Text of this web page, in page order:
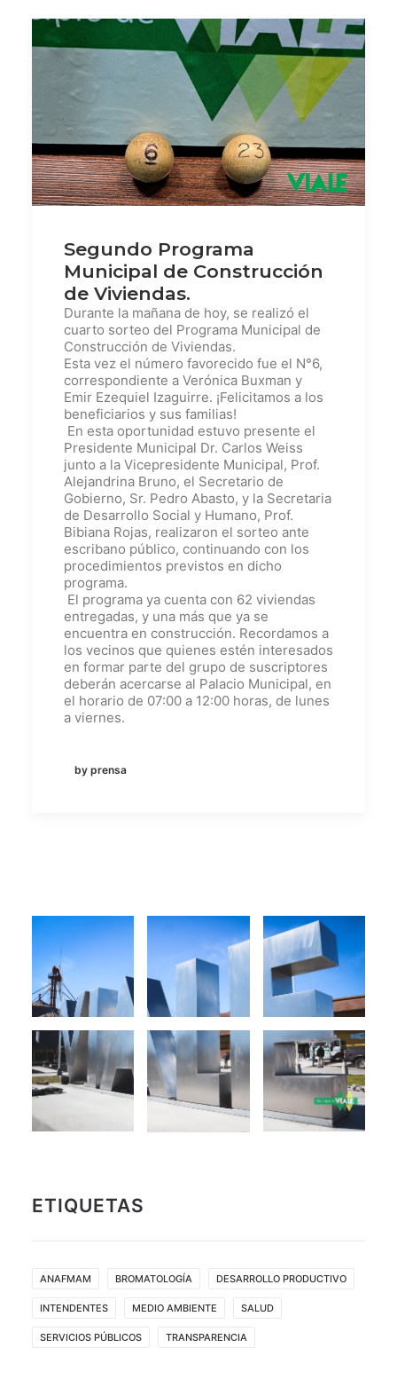
Segundo Programa
Municipal de Construcción
de Viviendas.
Durante la mañana de hoy, se realizó el
cuarto sorteo del Programa Municipal de
Construcción de Viviendas.
Esta vez el número favorecido fue el N°6,
correspondiente a Verónica Buxman y
Emir Ezequiel Izaguirre. ¡Felicitamos a los
beneficiarios y sus familias!
En esta oportunidad estuvo presente el
Presidente Municipal Dr. Carlos Weiss
junto a la Vicepresidente Municipal, Prof.
Alejandrina Bruno, el Secretario de
Gobierno, Sr. Pedro Abasto, y la Secretaria
de Desarrollo Social y Humano, Prof.
Bibiana Rojas, realizaron el sorteo ante
escribano público, continuando con los
procedimientos previstos en dicho
programa.
El programa ya cuenta con 62 viviendas
entregadas, y una más que ya se
encuentra en construcción. Recordamos a
los vecinos que quienes estén interesados
en formar parte del grupo de suscriptores
deberán acercarse al Palacio Municipal, en
el horario de 07:00 a 12:00 horas, de lunes
a viernes.
by prensa
ETIQUETAS
ANAFMAM BROMATOLOGÍA DESARROLLO PRODUCTIVO
INTENDENTES MEDIO AMBIENTE SALUD
SERVICIOS PÚBLICOS TRANSPARENCIA